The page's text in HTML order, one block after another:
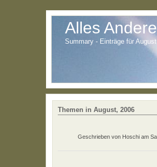
Alles Andere
Summary - Einträge für
Themen in August, 2006
Geschrieben von Hoschi am